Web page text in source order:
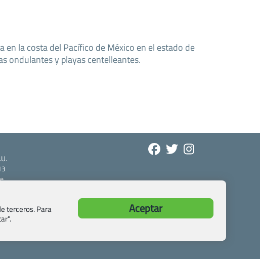
en la costa del Pacífico de México en el estado de
ondulantes y playas centelleantes.
terceros. Para
Aceptar